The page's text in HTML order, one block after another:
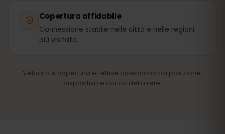
Copertura affidabile
Connessione stabile nelle città e nelle regioni
più visitate.
Velocità e copertura effettive dipendono da posizione,
dispositivo e carico della rete.